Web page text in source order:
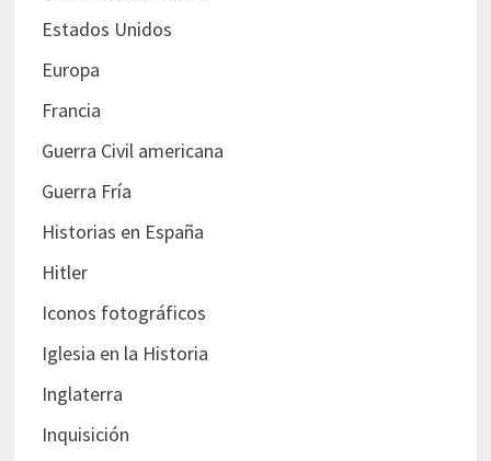
Estados Unidos
Europa
Francia
Guerra Civil americana
Guerra Fría
Historias en España
Hitler
Iconos fotográficos
Iglesia en la Historia
Inglaterra
Inquisición